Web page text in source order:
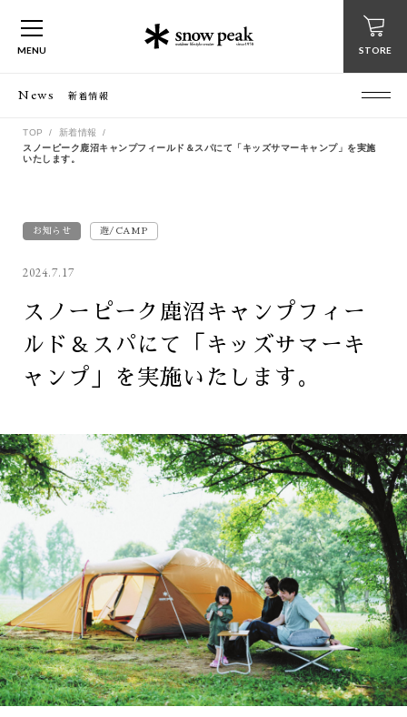
MENU STORE
News 新着情報
TOP
新着情報
スノーピーク鹿沼キャンプフィールド＆スパにて「キッズサマーキャンプ」を実施
いたします。
お知らせ 遊/CAMP
2024.7.17
スノーピーク鹿沼キャンプフィー
ルド＆スパにて「キッズサマーキ
ャンプ」を実施いたします。